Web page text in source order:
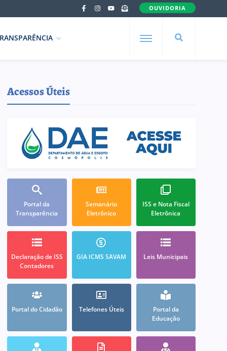
OUVIDORIA
Acessos Úteis
Portal da
Transparência
Semanário
Eletrônico
ISS e Nota Fiscal
Eletrônica
Declaração de ISS
Contadores
GIA ICMS SAVAM Leis Municipais
Portal do Cidadão Telefones Úteis
Portal da
Educação